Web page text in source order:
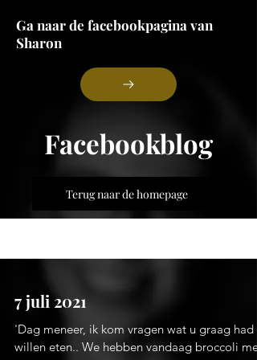
Ga naar de facebookpagina van
Sharon
Facebookblog
Terug naar de homepage
7 juli 2021
'Dag meneer, ik kom vragen wat u graag had
willen eten.. We hebben vandaag broccoli met